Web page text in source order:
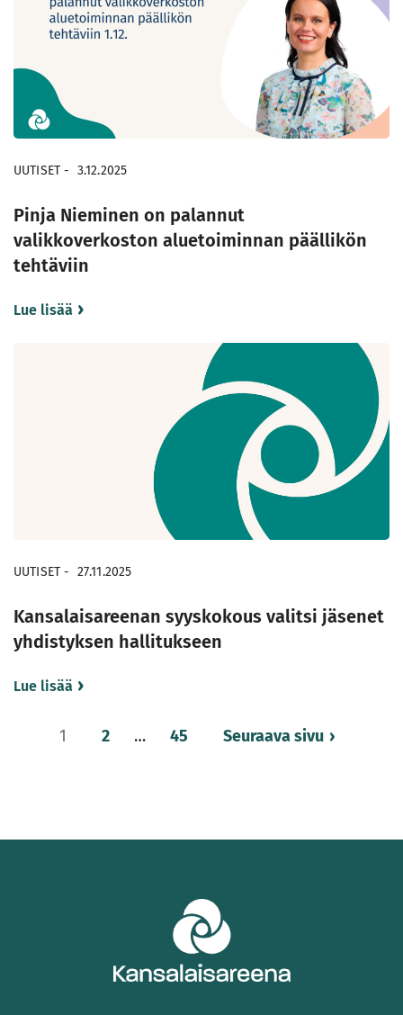
UUTISET - 3.12.2025
Pinja Nieminen on palannut
valikkoverkoston aluetoiminnan päällikön
tehtäviin
Lue lisää
UUTISET - 27.11.2025
Kansalaisareenan syyskokous valitsi jäsenet
yhdistyksen hallitukseen
Lue lisää
1 2 … 45 Seuraava sivu